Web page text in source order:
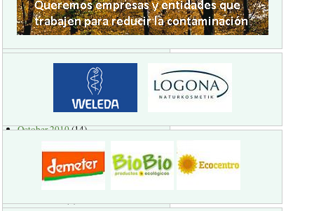
EN COMEDORES ESCOLARES
La "docena sucia"
Distribuir
Monthly archive
October 2010(14)
December 2010(34)
January 2011(10)
February 2011